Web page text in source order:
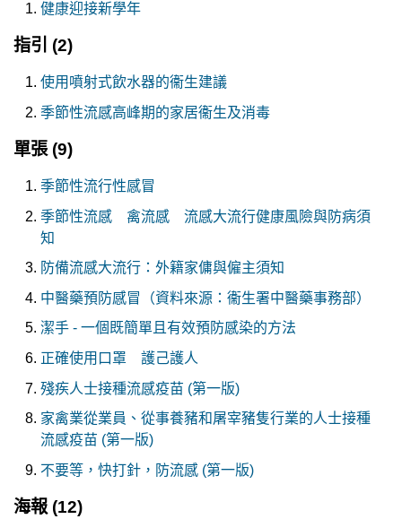
健康迎接新學年
指引 (2)
使用噴射式飲水器的衞生建議
季節性流感高峰期的家居衞生及消毒
單張 (9)
季節性流行性感冒
季節性流感 禽流感 流感大流行健康風險與防病須
知
防備流感大流行：外籍家傭與僱主須知
中醫藥預防感冒（資料來源：衞生署中醫藥事務部）
潔手 - 一個既簡單且有效預防感染的方法
正確使用口罩 護己護人
殘疾人士接種流感疫苗 (第一版)
家禽業從業員、從事養豬和屠宰豬隻行業的人士接種
流感疫苗 (第一版)
不要等，快打針，防流感 (第一版)
海報 (12)